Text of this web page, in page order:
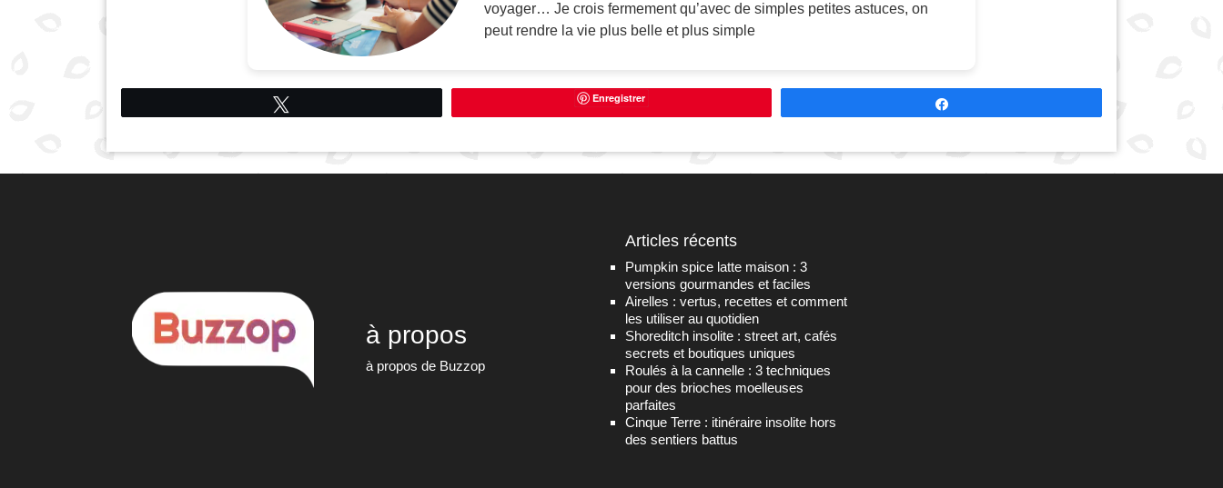
voyager… Je crois fermement qu’avec de simples petites astuces, on
peut rendre la vie plus belle et plus simple
Enregistrer
à propos
à propos de Buzzop
Articles récents
Pumpkin spice latte maison : 3
versions gourmandes et faciles
Airelles : vertus, recettes et comment
les utiliser au quotidien
Shoreditch insolite : street art, cafés
secrets et boutiques uniques
Roulés à la cannelle : 3 techniques
pour des brioches moelleuses
parfaites
Cinque Terre : itinéraire insolite hors
des sentiers battus